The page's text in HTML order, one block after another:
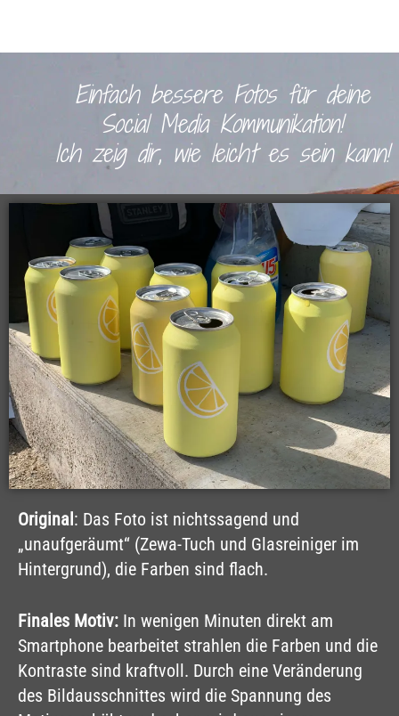
Einfach bessere Fotos für deine
Social Media Kommunikation!
Ich zeig dir, wie leicht es sein kann!
Original: Das Foto ist nichtssagend und
„unaufgeräumt“ (Zewa-Tuch und Glasreiniger im
Hintergrund), die Farben sind flach.
Finales Motiv: In wenigen Minuten direkt am
Smartphone bearbeitet strahlen die Farben und die
Kontraste sind kraftvoll. Durch eine Veränderung
des Bildausschnittes wird die Spannung des